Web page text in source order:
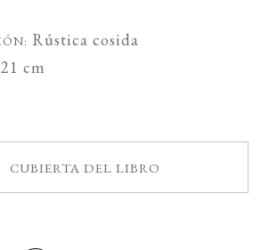
Rústica cosida
cm
CUBIERTA DEL LIBRO